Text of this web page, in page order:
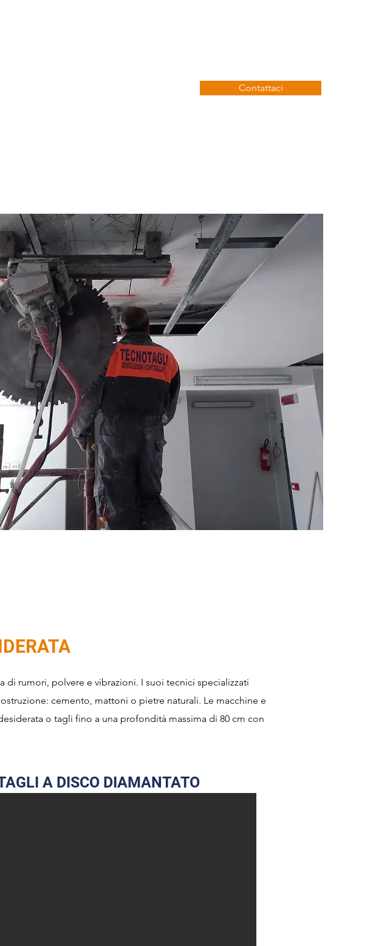
Contattaci
di rumori, polvere e vibrazioni. I suoi tecnici specializzati
cemento, mattoni o pietre naturali. Le macchine e
o tagli fino a una profondità massima di 80 cm con
A DISCO DIAMANTATO